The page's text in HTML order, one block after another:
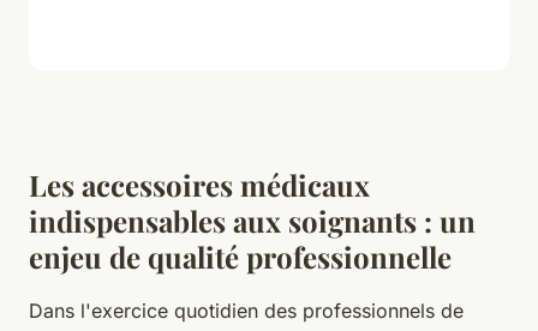
Les accessoires médicaux
indispensables aux soignants : un
enjeu de qualité professionnelle
Dans l'exercice quotidien des professionnels de